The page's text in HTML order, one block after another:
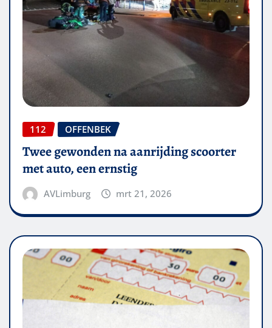
112 OFFENBEK
Twee gewonden na aanrijding scoorter
met auto, een ernstig
AVLimburg mrt 21, 2026